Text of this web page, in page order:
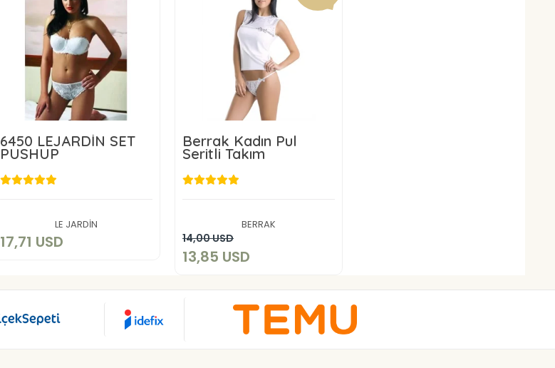
6450 LEJARDİN SET
PUSHUP
LE JARDİN
17,71 USD
Add to cart
Berrak Kadın Pul
Seritli Takım
BERRAK
14,00 USD
13,85 USD